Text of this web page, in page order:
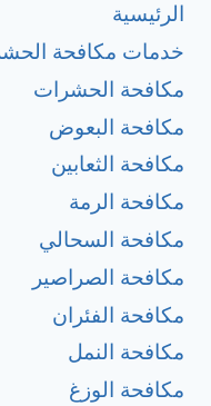
الرئيسية
خدمات مكافحة
مكافحة الحشرات
مكافحة البعوض
مكافحة الثعابين
مكافحة الرمة
مكافحة السحالي
مكافحة الصراصير
مكافحة الفئران
مكافحة النمل
مكافحة الوزغ